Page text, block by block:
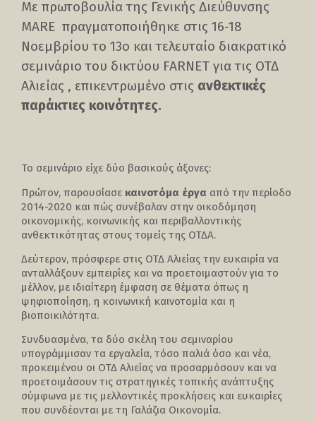
Με πρωτοβουλία της Γενικής Διεύθυνσης
MARE πραγματοποιήθηκε στις 16-18
Νοεμβρίου το 13ο και τελευταίο διακρατικό
σεμινάριο του δικτύου FARNET για τις ΟΤΔ
Αλιείας , επικεντρωμένο στις ανθεκτικές
παράκτιες κοινότητες.
Το σεμινάριο είχε δύο βασικούς άξονες:
Πρώτον, παρουσίασε καινοτόμα έργα από την περίοδο
2014-2020 και πώς συνέβαλαν στην οικοδόμηση
οικονομικής, κοινωνικής και περιβαλλοντικής
ανθεκτικότητας στους τομείς της ΟΤΔΑ.
Δεύτερον, πρόσφερε στις ΟΤΔ Αλιείας την ευκαιρία να
ανταλλάξουν εμπειρίες και να προετοιμαστούν για το
μέλλον, με ιδιαίτερη έμφαση σε θέματα όπως η
ψηφιοποίηση, η κοινωνική καινοτομία και η
βιοποικιλότητα.
Συνδυασμένα, τα δύο σκέλη του σεμιναρίου
υπογράμμισαν τα εργαλεία, τόσο παλιά όσο και νέα,
προκειμένου οι ΟΤΔ Αλιείας να προσαρμόσουν και να
προετοιμάσουν τις στρατηγικές τοπικής ανάπτυξης
σύμφωνα με τις μελλοντικές προκλήσεις και ευκαιρίες
που συνδέονται με τη Γαλάζια Οικονομία.